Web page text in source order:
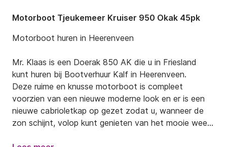
Motorboot Tjeukemeer Kruiser 950 Okak 45pk
Motorboot huren in Heerenveen
Mr. Klaas is een Doerak 850 AK die u in Friesland
kunt huren bij Bootverhuur Kalf in Heerenveen.
Deze ruime en knusse motorboot is compleet
voorzien van een nieuwe moderne look en er is een
nieuwe cabrioletkap op gezet zodat u, wanneer de
zon schijnt, volop kunt genieten van het mooie weer!